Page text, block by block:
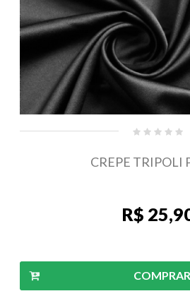
CREPE TRIPOLI
R$
COMPRAR